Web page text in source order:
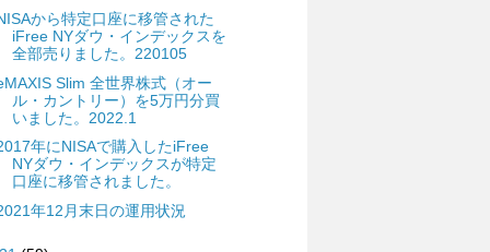
から特定口座に移管された
iFree NYダウ・インデックスを
全部売りました。220105
Slim 全世界株式（オー
ル・カントリー）を5万円分買
いました。2022.1
年にNISAで購入したiFree
NYダウ・インデックスが特定
口座に移管されました。
年12月末日の運用状況